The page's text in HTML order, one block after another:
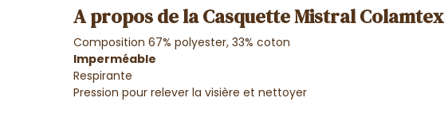
A propos de la Casquette Mistral Colamtex
Composition 67% polyester, 33% coton
Imperméable
Respirante
Pression pour relever la visière et nettoyer